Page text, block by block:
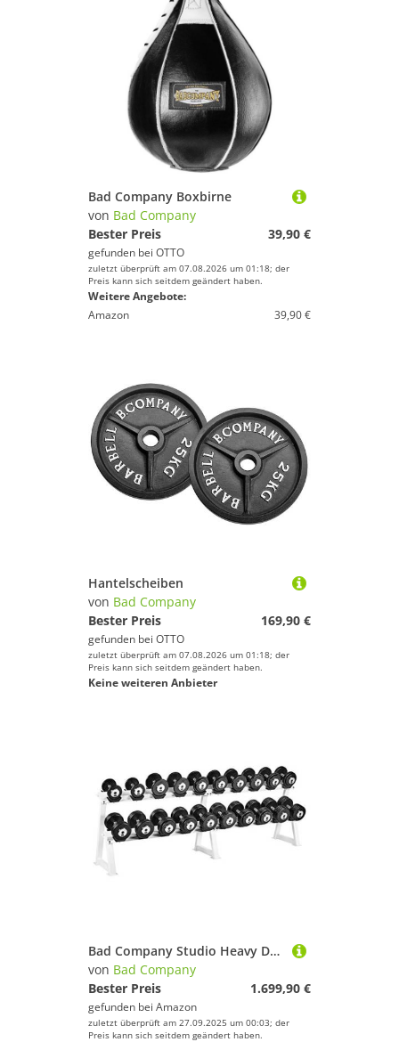
Bad Company Boxbirne
von Bad Company
Bester Preis
39,90 €
gefunden bei OTTO
zuletzt überprüft am 07.08.2026 um 01:18; der
Preis kann sich seitdem geändert haben.
Weitere Angebote:
Amazon
39,90 €
Hantelscheiben
von Bad Company
Bester Preis
169,90 €
gefunden bei OTTO
zuletzt überprüft am 07.08.2026 um 01:18; der
Preis kann sich seitdem geändert haben.
Keine weiteren Anbieter
Bad Company Studio Heavy Duty Kurzhantel-Set inkl. Ablage-Rack I 10 Paar Hanteln von 5 kg bis 27,5 kg I Gesamtgewicht 378 kg - Gummi
von Bad Company
Bester Preis
1.699,90 €
gefunden bei Amazon
zuletzt überprüft am 27.09.2025 um 00:03; der
Preis kann sich seitdem geändert haben.